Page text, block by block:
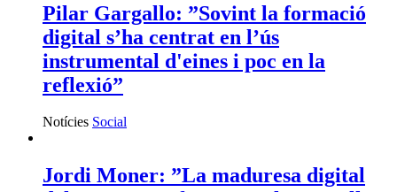
Pilar Gargallo: ”Sovint la formació
digital s’ha centrat en l’ús
instrumental d'eines i poc en la
reflexió”
Notícies Social
Jordi Moner: ”La maduresa digital